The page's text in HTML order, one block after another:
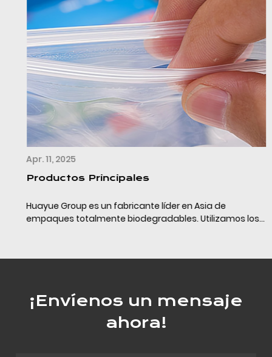
Apr. 11, 2025
Productos Principales
Huayue Group es un fabricante líder en Asia de
empaques totalmente biodegradables. Utilizamos los
la tecn...
¡Envíenos un mensaje
ahora!